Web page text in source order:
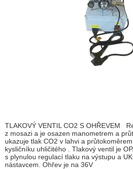
TLAKOVÝ VENTIL CO2 S OHŘEVEM
z mosazi a je osazen manometrem a
ukazuje tlak CO2 v lahvi a
kysličníku uhličitého . Tlakový ventil je
s plynulou regulací tlaku na výstupu a
nástavcem. Ohřev je na 36V